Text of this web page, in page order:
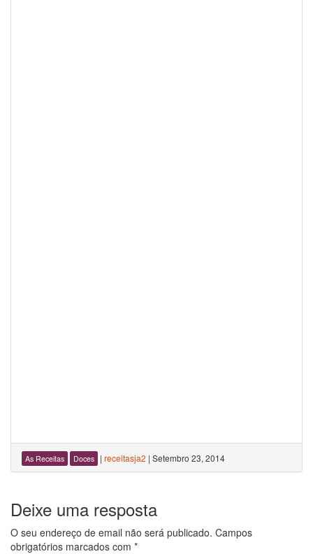
As Receitas Doces | receitasja2 | Setembro 23, 2014
Deixe uma resposta
O seu endereço de email não será publicado. Campos
obrigatórios marcados com *